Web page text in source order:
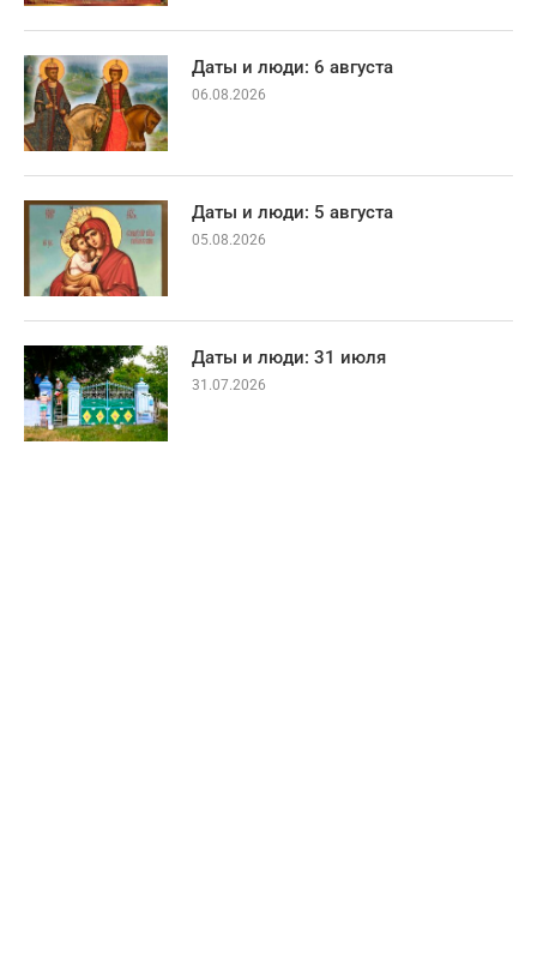
Даты и люди: 6 августа
06.08.2026
Даты и люди: 5 августа
05.08.2026
Даты и люди: 31 июля
31.07.2026